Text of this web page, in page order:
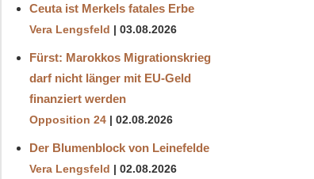
Ceuta ist Merkels fatales Erbe
Vera Lengsfeld 03.08.2026
Fürst: Marokkos Migrationskrieg
darf nicht länger mit EU-Geld
finanziert werden
Opposition 24 02.08.2026
Der Blumenblock von Leinefelde
Vera Lengsfeld 02.08.2026